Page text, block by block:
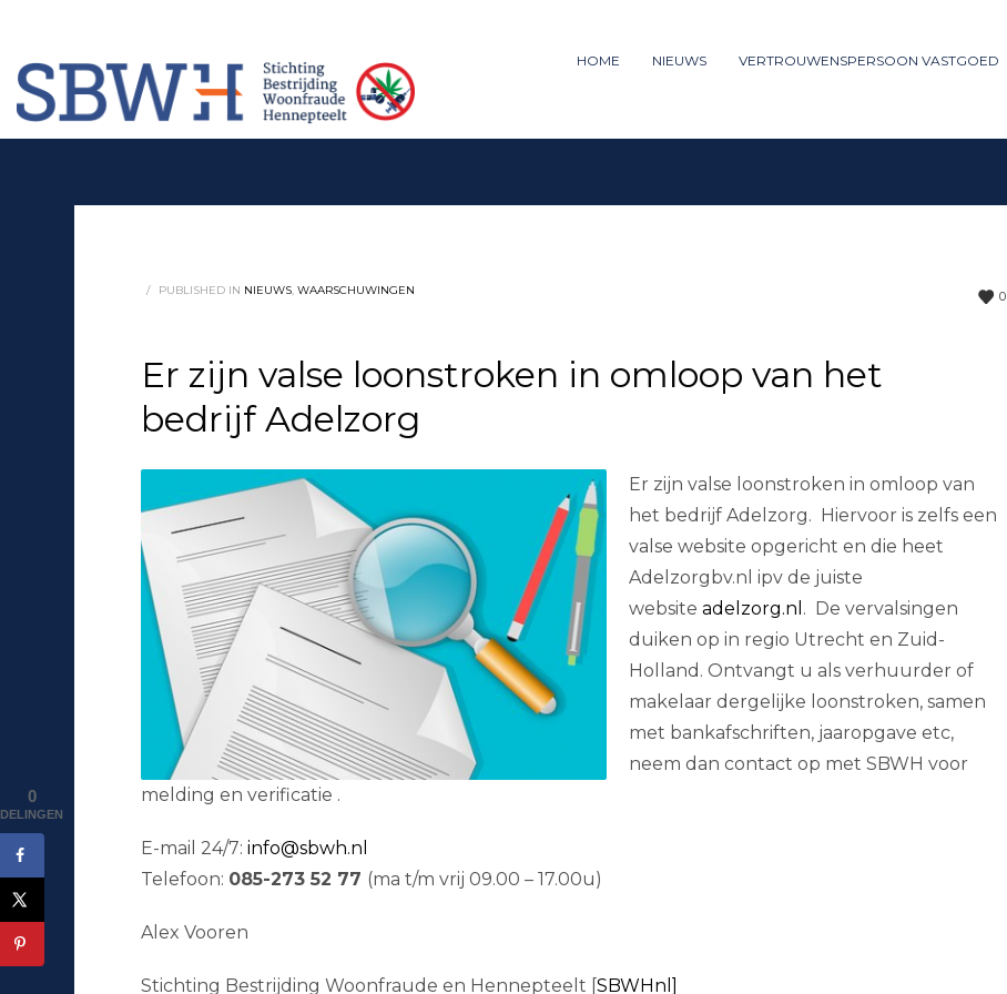
1 Login or create new account.
If you still have problems, please let us know, by sending an email to support@website.com . Thank you!
HOME NIEUWS VERTROUWENSPERSOON VASTGOED
0
/ PUBLISHED IN NIEUWS, WAARSCHUWINGEN
Er zijn valse loonstroken in omloop van het
bedrijf Adelzorg
Er zijn valse loonstroken in omloop van
het bedrijf Adelzorg. Hiervoor is zelfs een
valse website opgericht en die heet
Adelzorgbv.nl ipv de juiste
website adelzorg.nl . De vervalsingen
duiken op in regio Utrecht en Zuid-
Holland. Ontvangt u als verhuurder of
makelaar dergelijke loonstroken, samen
met bankafschriften, jaaropgave etc,
neem dan contact op met SBWH voor
melding en verificatie .
E-mail 24/7: info@sbwh.nl
Telefoon: 085-273 52 77 (ma t/m vrij 09.00 – 17.00u)
Alex Vooren
Stichting Bestrijding Woonfraude en Hennepteelt [SBWHnl]
0
DELINGEN